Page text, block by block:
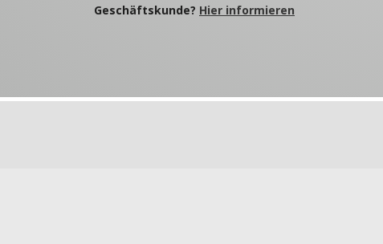
Geschäftskunde? Hier informieren